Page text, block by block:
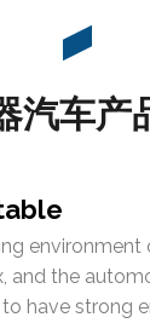
汽车产
and the
have strong